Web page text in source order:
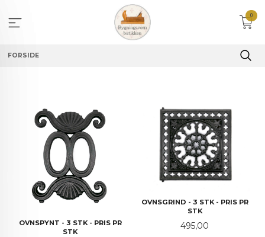
innholdet
0
FORSIDE
OVNSPYNT - 3 STK - PRIS PR
STK
OVNSGRIND - 3 STK - PRIS PR
STK
Pris
495,00